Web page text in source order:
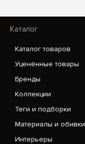
Каталог
Каталог товаров
Уценённые товары
Бренды
Коллекции
Теги и подборки
Материалы и обивки
Интерьеры